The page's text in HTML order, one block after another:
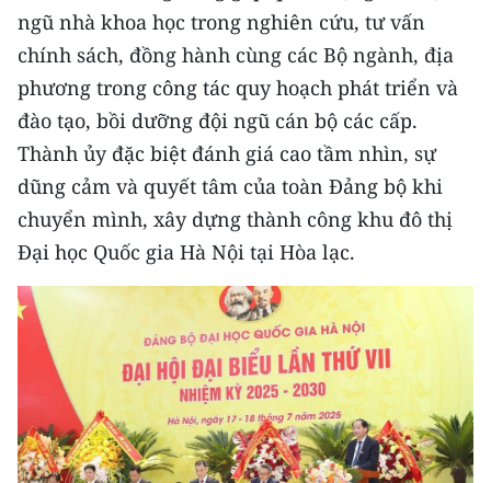
ngũ nhà khoa học trong nghiên cứu, tư vấn
chính sách, đồng hành cùng các Bộ ngành, địa
phương trong công tác quy hoạch phát triển và
đào tạo, bồi dưỡng đội ngũ cán bộ các cấp.
Thành ủy đặc biệt đánh giá cao tầm nhìn, sự
dũng cảm và quyết tâm của toàn Đảng bộ khi
chuyển mình, xây dựng thành công khu đô thị
Đại học Quốc gia Hà Nội tại Hòa lạc.